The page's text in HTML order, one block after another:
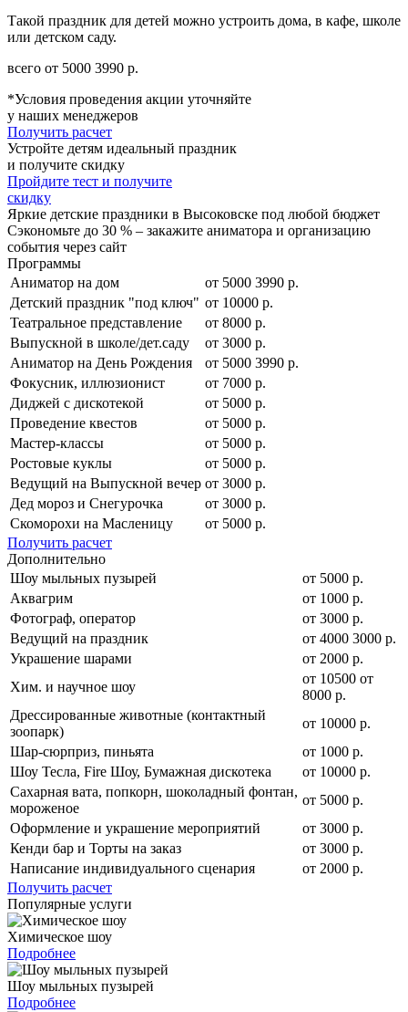
Такой праздник для детей можно устроить дома, в кафе, школе
или детском саду.
всего от 5000 3990 р.
*Условия проведения акции уточняйте
у наших менеджеров
Получить расчет
Устройте детям идеальный праздник
и получите скидку
Пройдите тест и получите
скидку
Яркие детские праздники в Высоковске под любой бюджет
Сэкономьте до 30 % – закажите аниматора и организацию
события через сайт
Программы
Аниматор на дом
от 5000 3990 р.
Детский праздник "под ключ" от 10000 р.
Театральное представление
от 8000 р.
Выпускной в школе/дет.саду
от 3000 р.
Аниматор на День Рождения
от 5000 3990 р.
Фокусник, иллюзионист
от 7000 р.
Диджей с дискотекой
от 5000 р.
Проведение квестов
от 5000 р.
Мастер-классы
от 5000 р.
Ростовые куклы
от 5000 р.
Ведущий на Выпускной вечер от 3000 р.
Дед мороз и Снегурочка
от 3000 р.
Скоморохи на Масленицу
от 5000 р.
Получить расчет
Дополнительно
Шоу мыльных пузырей
от 5000 р.
Аквагрим
от 1000 р.
Фотограф, оператор
от 3000 р.
Ведущий на праздник
от 4000 3000 р.
Украшение шарами
от 2000 р.
Хим. и научное шоу
от 10500 от
8000 р.
Дрессированные животные (контактный
зоопарк)
от 10000 р.
Шар-сюрприз, пиньята
от 1000 р.
Шоу Тесла, Fire Шоу, Бумажная дискотека
от 10000 р.
Сахарная вата, попкорн, шоколадный фонтан,
мороженое
от 5000 р.
Оформление и украшение мероприятий
от 3000 р.
Кенди бар и Торты на заказ
от 3000 р.
Написание индивидуального сценария
от 2000 р.
Получить расчет
Популярные услуги
Химическое шоу
Подробнее
Шоу мыльных пузырей
Подробнее